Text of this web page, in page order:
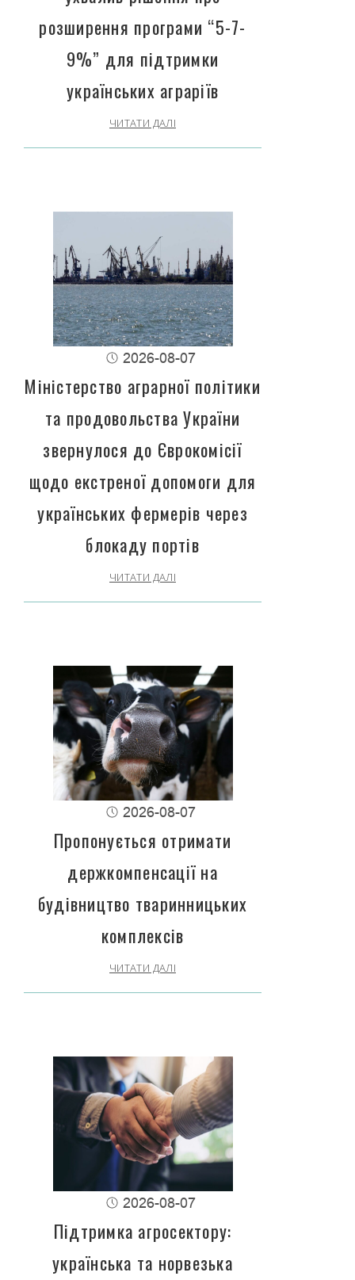
розширення програми “5-7-
9%” для підтримки
українських аграріїв
ЧИТАТИ ДАЛІ
2026-08-07
Міністерство аграрної політики
та продовольства України
звернулося до Єврокомісії
щодо екстреної допомоги для
українських фермерів через
блокаду портів
ЧИТАТИ ДАЛІ
2026-08-07
Пропонується отримати
держкомпенсації на
будівництво тваринницьких
комплексів
ЧИТАТИ ДАЛІ
2026-08-07
Підтримка агросектору:
українська та норвезька